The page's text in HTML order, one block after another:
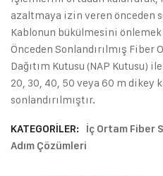
azaltmaya izin veren önceden
Kablonun bükülmesini
Önceden Sonlandırılmış Fiber
Dağıtım Kutusu (NAP Kutusu)
20, 30, 40, 50 veya 60 m dikey
sonlandırılmıştır.
KATEGORILER: İç Ortam Fiber
Adım Çözümleri